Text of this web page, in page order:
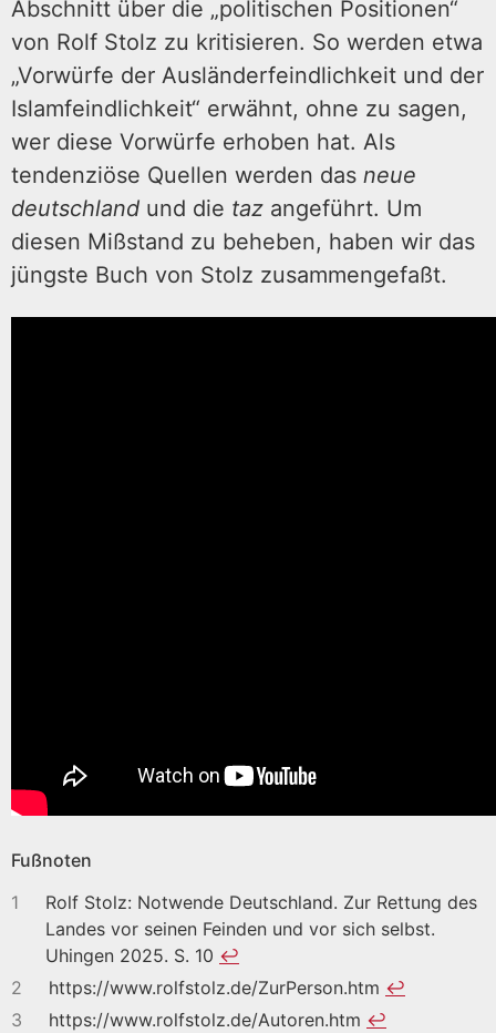
Abschnitt über die „politischen Positionen“
von Rolf Stolz zu kritisieren. So werden etwa
„Vorwürfe der Ausländerfeindlichkeit und der
Islamfeindlichkeit“ erwähnt, ohne zu sagen,
wer diese Vorwürfe erhoben hat. Als
tendenziöse Quellen werden das neue
deutschland und die taz angeführt. Um
diesen Mißstand zu beheben, haben wir das
jüngste Buch von Stolz zusammengefaßt.
Fußnoten
1
Rolf Stolz: Notwende Deutschland. Zur Rettung des
Landes vor seinen Feinden und vor sich selbst.
Uhingen 2025. S. 10 ↩︎
2
https://www.rolfstolz.de/ZurPerson.htm ↩︎
3
https://www.rolfstolz.de/Autoren.htm ↩︎